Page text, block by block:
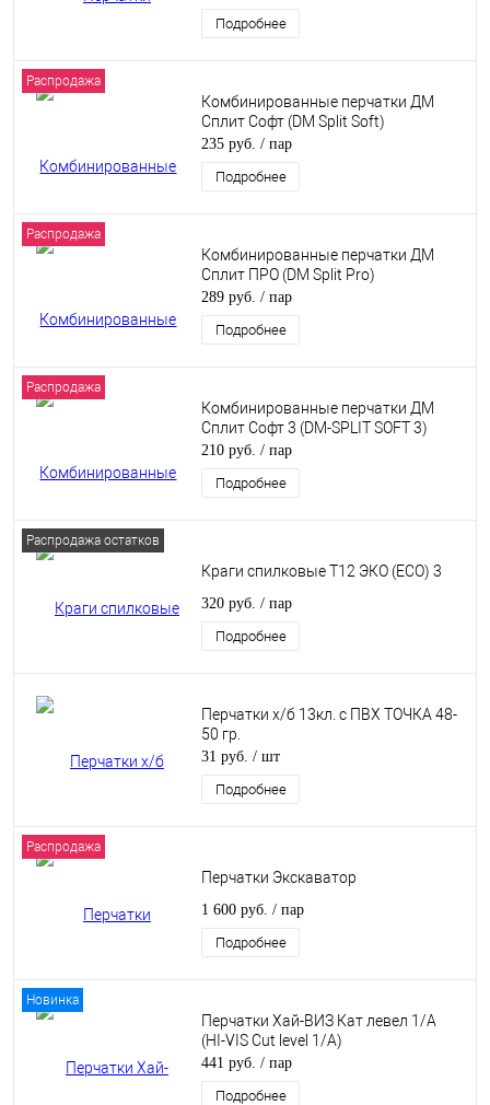
Подробнее
Распродажа
Комбинированные перчатки ДМ
Сплит Софт (DM Split Soft)
235 руб. / пар
Подробнее
Распродажа
Комбинированные перчатки ДМ
Сплит ПРО (DM Split Pro)
289 руб. / пар
Подробнее
Распродажа
Комбинированные перчатки ДМ
Сплит Софт 3 (DM-SPLIT SOFT 3)
210 руб. / пар
Подробнее
Распродажа остатков
Краги спилковые Т12 ЭКО (ECO) 3
320 руб. / пар
Подробнее
Перчатки х/б 13кл. с ПВХ ТОЧКА 48-
50 гр.
31 руб. / шт
Подробнее
Распродажа
Перчатки Экскаватор
1 600 руб. / пар
Подробнее
Новинка
Перчатки Хай-ВИЗ Кат левел 1/А
(HI-VIS Cut level 1/А)
441 руб. / пар
Подробнее